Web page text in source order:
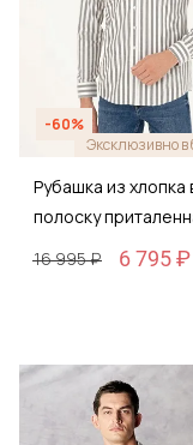
-60%
Эксклюзивно в
Рубашка из хлопка
полоску
16 995 ₽
6 795 ₽